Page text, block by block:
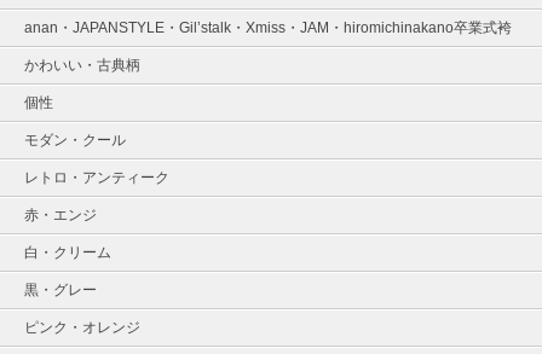
anan・JAPANSTYLE・Gil’stalk・Xmiss・JAM・hiromichinakano卒業式袴
かわいい・古典柄
個性
モダン・クール
レトロ・アンティーク
赤・エンジ
白・クリーム
黒・グレー
ピンク・オレンジ